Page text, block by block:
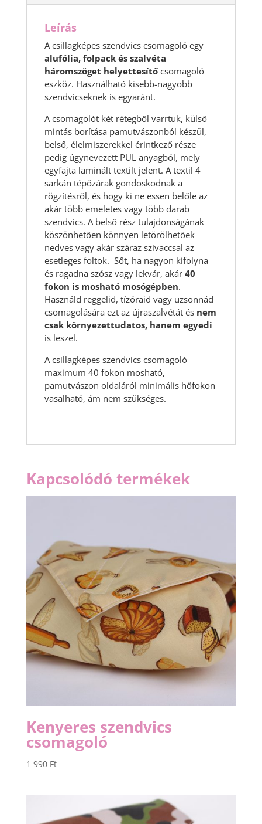
Leírás
A csillagképes szendvics csomagoló egy
alufólia, folpack és szalvéta
háromszöget helyettesítőcsomagoló
eszköz. Használható kisebb-nagyobb
szendvicseknek is egyaránt.
A csomagolót két rétegből varrtuk, külső
mintás borítása pamutvászonból készül,
belső, élelmiszerekkel érintkező része
pedig úgynevezett PUL anyagból, mely
egyfajta laminált textilt jelent. A textil 4
sarkán tépőzárak gondoskodnak a
rögzítésről, és hogy ki ne essen belőle az
akár több emeletes vagy több darab
szendvics. A belső rész tulajdonságának
köszönhetően könnyen letörölhetőek
nedves vagy akár száraz szivaccsal az
esetleges foltok. Sőt, ha nagyon kifolyna
és ragadna szósz vagy lekvár, akár 40
fokon is mosható mosógépben.
Használd reggelid, tízóraid vagy uzsonnád
csomagolására ezt az újraszalvétát és nem
csak környezettudatos, hanem egyedi
is leszel.
A csillagképes szendvics csomagoló
maximum 40 fokon mosható,
pamutvászon oldaláról minimális hőfokon
vasalható, ám nem szükséges.
Kapcsolódó termékek
Kenyeres szendvics
csomagoló
1 990 Ft